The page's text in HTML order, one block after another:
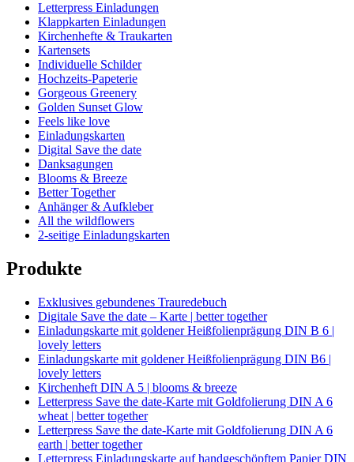
Letterpress Einladungen
Klappkarten Einladungen
Kirchenhefte & Traukarten
Kartensets
Individuelle Schilder
Hochzeits-Papeterie
Gorgeous Greenery
Golden Sunset Glow
Feels like love
Einladungskarten
Digital Save the date
Danksagungen
Blooms & Breeze
Better Together
Anhänger & Aufkleber
All the wildflowers
2-seitige Einladungskarten
Produkte
Exklusives gebundenes Trauredebuch
Digitale Save the date – Karte | better together
Einladungskarte mit goldener Heißfolienprägung DIN B 6 |
lovely letters
Einladungskarte mit goldener Heißfolienprägung DIN B6 |
lovely letters
Kirchenheft DIN A 5 | blooms & breeze
Letterpress Save the date-Karte mit Goldfolierung DIN A 6
wheat | better together
Letterpress Save the date-Karte mit Goldfolierung DIN A 6
earth | better together
Letterpress Einladungskarte auf handgeschöpftem Papier DIN